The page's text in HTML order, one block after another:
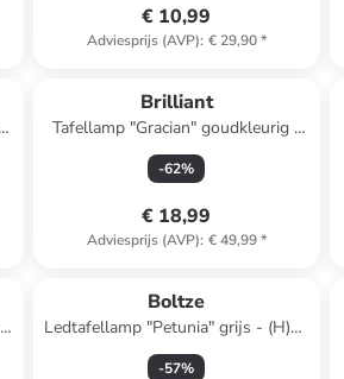
€ 10,99
Adviesprijs (AVP): € 29,90*
Brilliant
Tafellamp "Gracian" goudkleurig -
(H)28 x Ø 13 cm
-62%
€ 18,99
Adviesprijs (AVP): € 49,99*
Boltze
Ledtafellamp "Petunia" grijs - (H)25
x Ø 15 cm
-57%